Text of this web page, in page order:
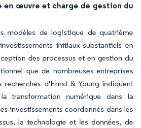
en œuvre et charge de gestion du
modèles de logistique de quatrième
initiaux substantiels en
des processus et en gestion du
que de nombreuses entreprises
recherches d'Ernst & Young indiquent
transformation numérique dans la
investissements coordonnés dans les
la technologie et les données, de